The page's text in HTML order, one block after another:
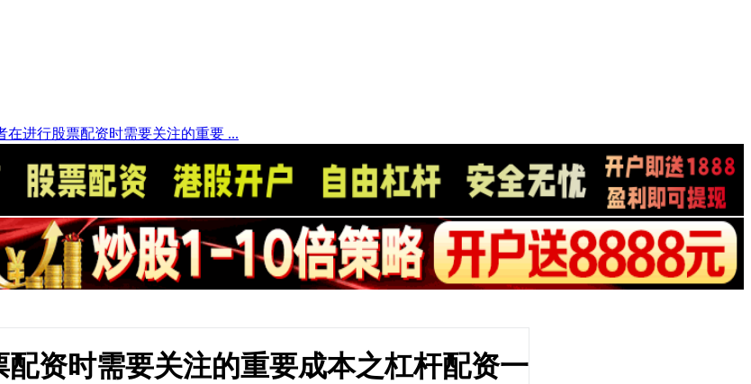
在进行股票配资时需要关注的重要 ...
资时需要关注的重要成本之杠杆配资一